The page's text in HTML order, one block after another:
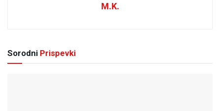
M.K.
Sorodni Prispevki